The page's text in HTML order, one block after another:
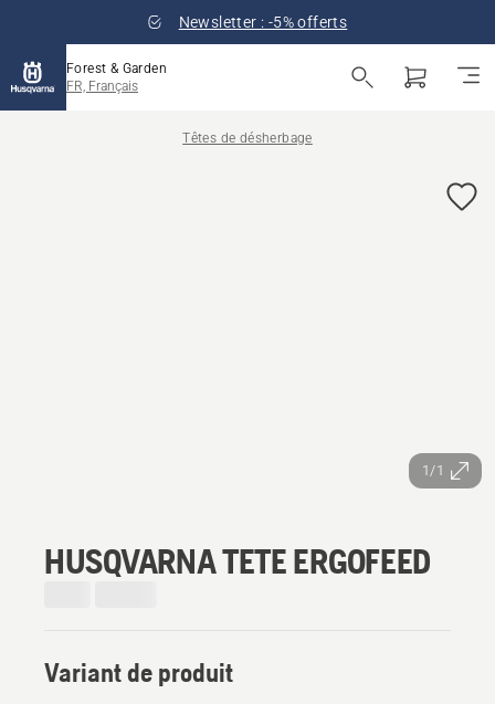
Newsletter : -5% offerts
Forest & Garden
FR, Français
Têtes de désherbage
1/1
HUSQVARNA TETE ERGOFEED
Variant de produit